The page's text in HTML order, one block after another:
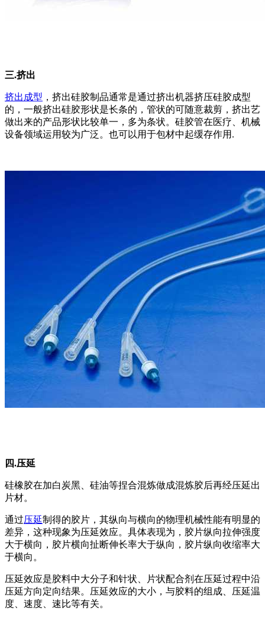
三.挤出
挤出成型 ，挤出硅胶制品通常是通过挤出机器挤压硅胶成型
的，一般挤出硅胶形状是长条的，管状的可随意裁剪，挤出艺
做出来的产品形状比较单一，多为条状。硅胶管在医疗、机械
设备领域运用较为广泛。也可以用于包材中起缓存作用.
四.压延
硅橡胶在加白炭黑、硅油等捏合混炼做成混炼胶后再经压延出
片材。
通过压延制得的胶片，其纵向与横向的物理机械性能有明显的
差异，这种现象为压延效应。具体表现为，胶片纵向拉伸强度
大于横向，胶片横向扯断伸长率大于纵向，胶片纵向收缩率大
于横向。
压延效应是胶料中大分子和针状、片状配合剂在压延过程中沿
压延方向定向结果。压延效应的大小，与胶料的组成、压延温
度、速度、速比等有关。